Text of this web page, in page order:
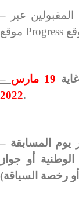
–
عبر
19 مارس
2022.
– يجب على المترشحين المقبولين الحضور يوم المسابقة
الوطنية أو جواز